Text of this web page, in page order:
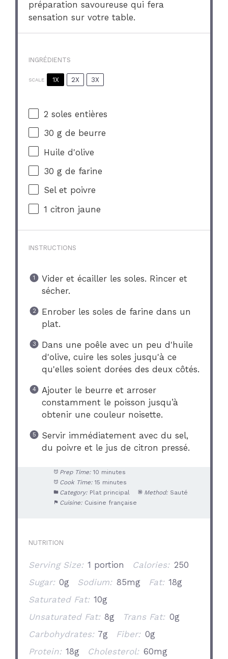
préparation savoureuse qui fera
sensation sur votre table.
INGRÉDIENTS
SCALE 1X 2X 3X
2 soles entières
30 g de beurre
Huile d'olive
30 g de farine
Sel et poivre
1 citron jaune
INSTRUCTIONS
Vider et écailler les soles. Rincer et
sécher.
Enrober les soles de farine dans un
plat.
Dans une poêle avec un peu d'huile
d'olive, cuire les soles jusqu'à ce
qu'elles soient dorées des deux côtés.
Ajouter le beurre et arroser
constamment le poisson jusqu’à
obtenir une couleur noisette.
Servir immédiatement avec du sel,
du poivre et le jus de citron pressé.
Prep Time: 10 minutes
Cook Time: 15 minutes
Category: Plat principal Method: Sauté
Cuisine: Cuisine française
NUTRITION
Serving Size: 1 portion Calories: 250
Sugar: 0g Sodium: 85mg Fat: 18g
Saturated Fat: 10g
Unsaturated Fat: 8g Trans Fat: 0g
Carbohydrates: 7g Fiber: 0g
Protein: 18g Cholesterol: 60mg